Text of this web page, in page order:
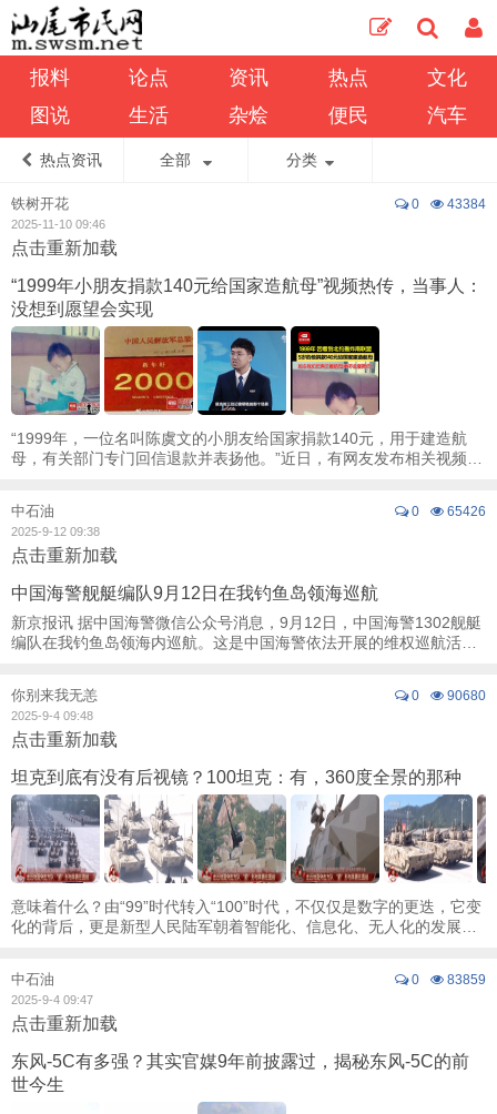
报料 论点 资讯 热点
文化
图说
生活 杂烩 便民 汽车
热点资讯 全部 分类
0 43384
铁树开花
2025-11-10 09:46
点击重新加载
“1999年小朋友捐款140元给国家造航母”视频热传，当事人：
没想到愿望会实现
“1999年，一位名叫陈虞文的小朋友给国家捐款140元，用于建造航
母，有关部门专门回信退款并表扬他。”近日，有网友发布相关视频，
0 65426
中石油
2025-9-12 09:38
点击重新加载
中国海警舰艇编队9月12日在我钓鱼岛领海巡航
新京报讯 据中国海警微信公众号消息，9月12日，中国海警1302舰艇
编队在我钓鱼岛领海内巡航。这是中国海警依法开展的维权巡航活
0 90680
你别来我无恙
2025-9-4 09:48
点击重新加载
坦克到底有没有后视镜？100坦克：有，360度全景的那种
意味着什么？由“99”时代转入“100”时代，不仅仅是数字的更迭，它变
化的背后，更是新型人民陆军朝着智能化、信息化、无人化的发展方
0 83859
中石油
2025-9-4 09:47
点击重新加载
东风-5C有多强？其实官媒9年前披露过，揭秘东风-5C的前
世今生